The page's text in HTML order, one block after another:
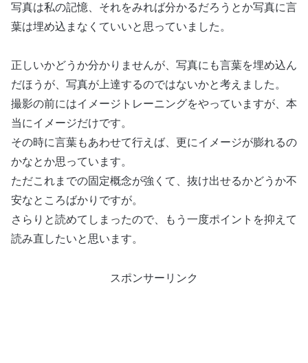
写真は私の記憶、それをみれば分かるだろうとか写真に言
葉は埋め込まなくていいと思っていました。
正しいかどうか分かりませんが、写真にも言葉を埋め込ん
だほうが、写真が上達するのではないかと考えました。
撮影の前にはイメージトレーニングをやっていますが、本
当にイメージだけです。
その時に言葉もあわせて行えば、更にイメージが膨れるの
かなとか思っています。
ただこれまでの固定概念が強くて、抜け出せるかどうか不
安なところばかりですが。
さらりと読めてしまったので、もう一度ポイントを抑えて
読み直したいと思います。
スポンサーリンク